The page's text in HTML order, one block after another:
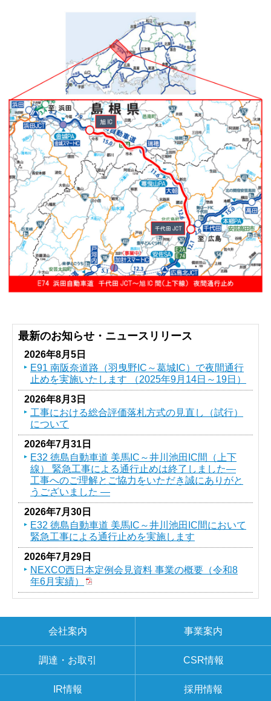
最新のお知らせ・ニュースリリース
2026年8月5日
E91 南阪奈道路（羽曳野IC～葛󠄀城IC）で夜間通行
止めを実施いたします （2025年9月14日～19日）
2026年8月3日
工事における総合評価落札方式の見直し（試行）
について
2026年7月31日
E32 徳島自動車道 美馬IC～井川池田IC間（上下
線） 緊急工事による通行止めは終了しました―
工事へのご理解とご協力をいただき誠にありがと
うございました ―
2026年7月30日
E32 徳島自動車道 美馬IC～井川池田IC間において
緊急工事による通行止めを実施します
2026年7月29日
NEXCO西日本定例会見資料 事業の概要（令和8
年6月実績）
会社案内 事業案内
調達・お取引 CSR情報
IR情報 採用情報